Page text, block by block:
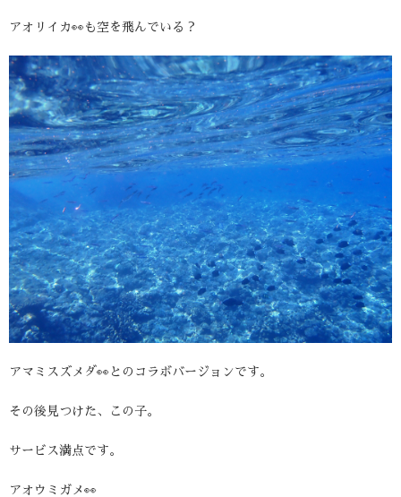
アオリイカ👀も空を飛んでいる？
アマミスズメダ👀とのコラボバージョンです。
その後見つけた、この子。
サービス満点です。
アオウミガメ👀